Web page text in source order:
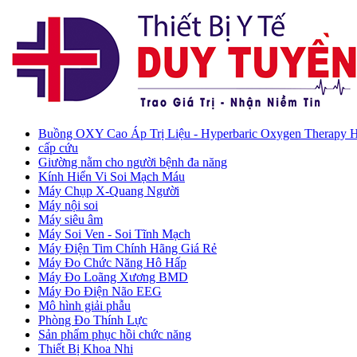
Buồng OXY Cao Áp Trị Liệu - Hyperbaric Oxygen Therapy
cấp cứu
Giường nằm cho người bệnh đa năng
Kính Hiển Vi Soi Mạch Máu
Máy Chụp X-Quang Người
Máy nội soi
Máy siêu âm
Máy Soi Ven - Soi Tĩnh Mạch
Máy Điện Tim Chính Hãng Giá Rẻ
Máy Đo Chức Năng Hô Hấp
Máy Đo Loãng Xương BMD
Máy Đo Điện Não EEG
Mô hình giải phẫu
Phòng Đo Thính Lực
Sản phẩm phục hồi chức năng
Thiết Bị Khoa Nhi